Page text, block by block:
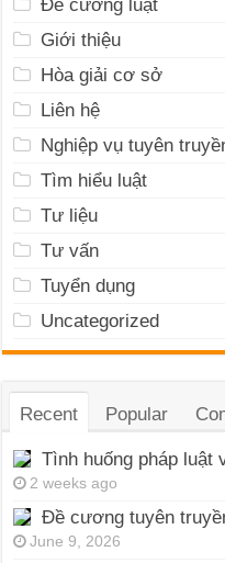
Đề cương luật
Giới thiệu
Hòa giải cơ sở
Liên hệ
Nghiệp vụ tuyên
Tìm hiểu luật
Tư liệu
Tư vấn
Tuyển dụng
Uncategorized
Recent Popular
Tình huống pháp luật
2 weeks ago
Đề cương tuyên
June 9, 2026